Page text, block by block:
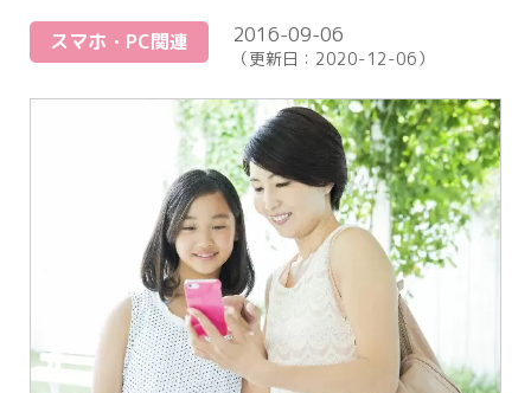
スマホ・PC関連 2016-09-06
（更新日： 2020-12-06）